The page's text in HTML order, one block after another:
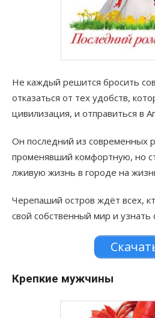
Не каждый решится бросить
отказаться от тех удобств,
цивилизация, и отправиться в
Он последний из современных
променявший комфортную, но
лживую жизнь в городе на
Черепаший остров ждёт всех,
свой собственный мир и узнать
Крепкие мужчины